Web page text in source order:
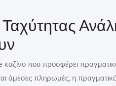
που προσφέρει
άμεσες πληρωμές, η